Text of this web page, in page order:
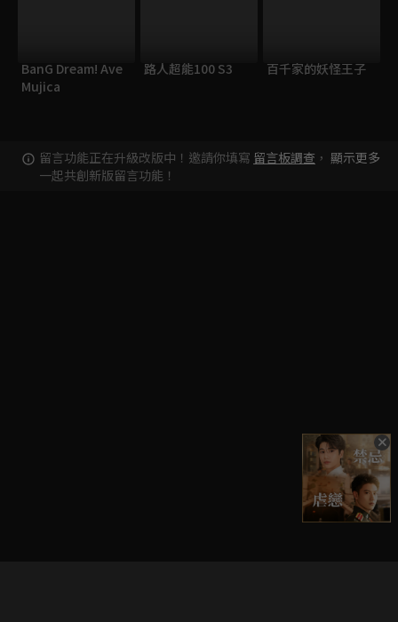
BanG Dream! Ave
Mujica
路人超能100 S3 百千家的妖怪王子
留言功能正在升級改版中！邀請你填寫 留言板調查 ，
一起共創新版留言功能！
顯示更多